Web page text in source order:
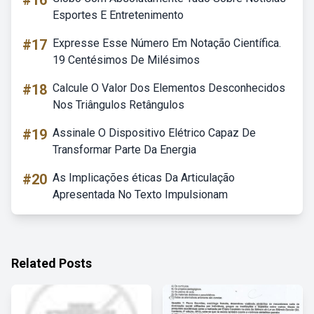
Esportes E Entretenimento
#17 Expresse Esse Número Em Notação Científica.
19 Centésimos De Milésimos
#18 Calcule O Valor Dos Elementos Desconhecidos
Nos Triângulos Retângulos
#19 Assinale O Dispositivo Elétrico Capaz De
Transformar Parte Da Energia
#20 As Implicações éticas Da Articulação
Apresentada No Texto Impulsionam
Related Posts